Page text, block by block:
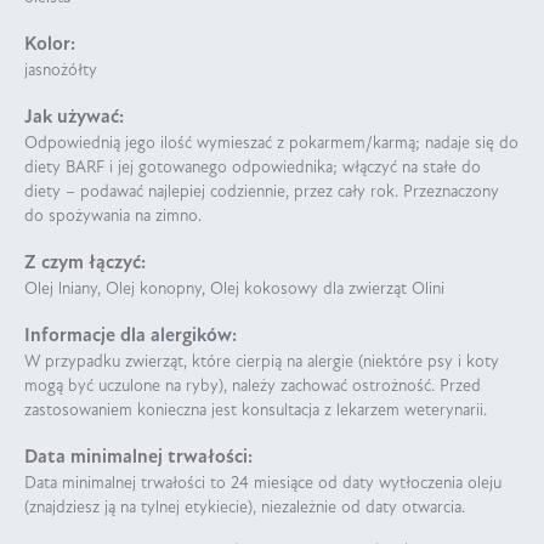
Kolor:
jasnożółty
Jak używać:
Odpowiednią jego ilość wymieszać z pokarmem/karmą; nadaje się do
diety BARF i jej gotowanego odpowiednika; włączyć na stałe do
diety – podawać najlepiej codziennie, przez cały rok. Przeznaczony
do spożywania na zimno.
Z czym łączyć:
Olej lniany, Olej konopny, Olej kokosowy dla zwierząt Olini
Informacje dla alergików:
W przypadku zwierząt, które cierpią na alergie (niektóre psy i koty
mogą być uczulone na ryby), należy zachować ostrożność. Przed
zastosowaniem konieczna jest konsultacja z lekarzem weterynarii.
Data minimalnej trwałości:
Data minimalnej trwałości to 24 miesiące od daty wytłoczenia oleju
(znajdziesz ją na tylnej etykiecie), niezależnie od daty otwarcia.